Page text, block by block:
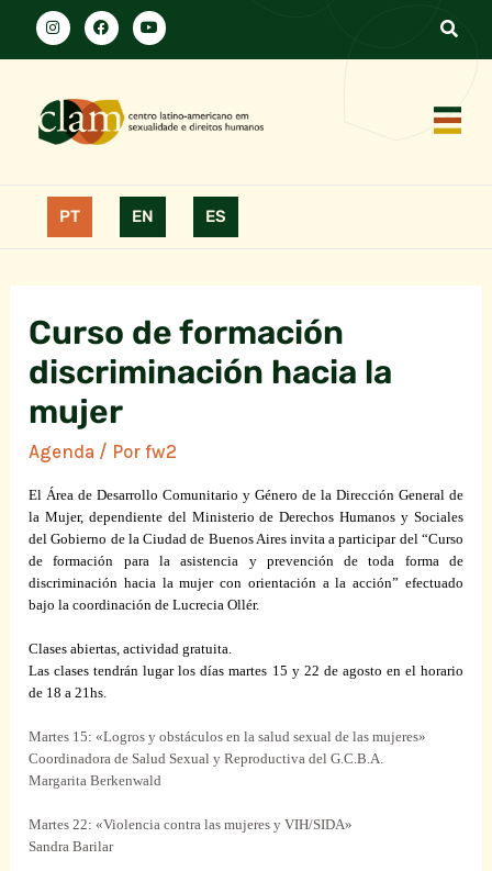
PT EN ES
Curso de formación
discriminación hacia la
mujer
Agenda / Porfw2
El Área de Desarrollo Comunitario y Género de la Dirección Generalde
la Mujer, dependiente del Ministerio de Derechos Humanos y Sociales
del Gobierno de la Ciudad de Buenos Aires invita a participar del “Curso
de formación para la asistencia y prevención de toda forma de
discriminación hacia la mujer con orientación a la acción” efectuado
bajo la coordinación de Lucrecia Ollér.
Clases abiertas, actividad gratuita.
Las clases tendrán lugar los días martes 15 y 22 de agosto en el horario
de 18 a 21hs.
Martes 15: «Logros y obstáculos en la salud sexual de las mujeres»
Coordinadora de Salud Sexual y Reproductiva del G.C.B.A.
Margarita Berkenwald
Martes 22: «Violencia contra las mujeres y VIH/SIDA»
Sandra Barilar